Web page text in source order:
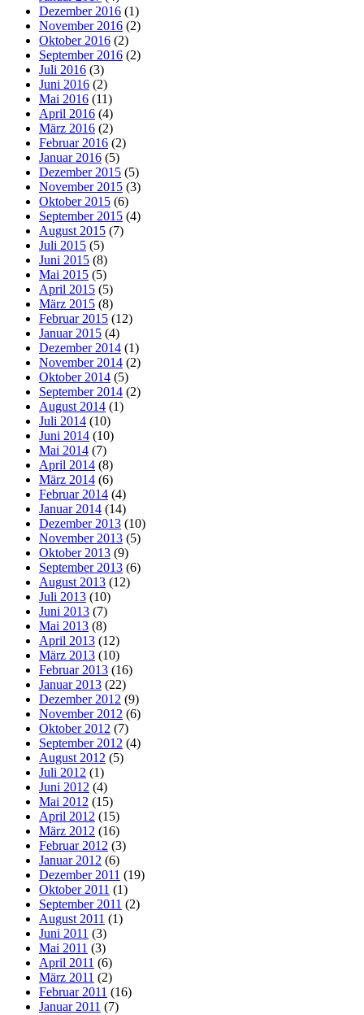
Dezember 2016 (1)
November 2016 (2)
Oktober 2016 (2)
September 2016 (2)
Juli 2016 (3)
Juni 2016 (2)
Mai 2016 (11)
April 2016 (4)
März 2016 (2)
Februar 2016 (2)
Januar 2016 (5)
Dezember 2015 (5)
November 2015 (3)
Oktober 2015 (6)
September 2015 (4)
August 2015 (7)
Juli 2015 (5)
Juni 2015 (8)
Mai 2015 (5)
April 2015 (5)
März 2015 (8)
Februar 2015 (12)
Januar 2015 (4)
Dezember 2014 (1)
November 2014 (2)
Oktober 2014 (5)
September 2014 (2)
August 2014 (1)
Juli 2014 (10)
Juni 2014 (10)
Mai 2014 (7)
April 2014 (8)
März 2014 (6)
Februar 2014 (4)
Januar 2014 (14)
Dezember 2013 (10)
November 2013 (5)
Oktober 2013 (9)
September 2013 (6)
August 2013 (12)
Juli 2013 (10)
Juni 2013 (7)
Mai 2013 (8)
April 2013 (12)
März 2013 (10)
Februar 2013 (16)
Januar 2013 (22)
Dezember 2012 (9)
November 2012 (6)
Oktober 2012 (7)
September 2012 (4)
August 2012 (5)
Juli 2012 (1)
Juni 2012 (4)
Mai 2012 (15)
April 2012 (15)
März 2012 (16)
Februar 2012 (3)
Januar 2012 (6)
Dezember 2011 (19)
Oktober 2011 (1)
September 2011 (2)
August 2011 (1)
Juni 2011 (3)
Mai 2011 (3)
April 2011 (6)
März 2011 (2)
Februar 2011 (16)
Januar 2011 (7)